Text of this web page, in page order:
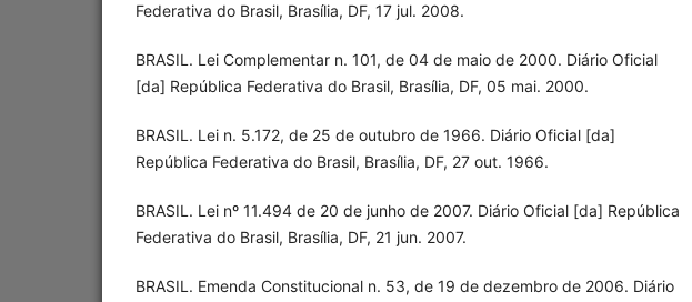
Federativa do Brasil, Brasília, DF, 17 jul. 2008.
BRASIL. Lei Complementar n. 101, de 04 de maio de 2000. Diário Oficial
[da] República Federativa do Brasil, Brasília, DF, 05 mai. 2000.
BRASIL. Lei n. 5.172, de 25 de outubro de 1966. Diário Oficial [da]
República Federativa do Brasil, Brasília, DF, 27 out. 1966.
BRASIL. Lei nº 11.494 de 20 de junho de 2007. Diário Oficial [da] República
Federativa do Brasil, Brasília, DF, 21 jun. 2007.
BRASIL. Emenda Constitucional n. 53, de 19 de dezembro de 2006. Diário